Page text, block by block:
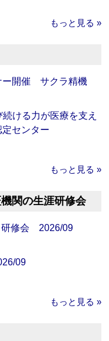
もっと見る »
ー開催 サクラ精機
ける力が医療を支え
センター
もっと見る »
関の生涯研修会
研修会 2026/09
09
もっと見る »